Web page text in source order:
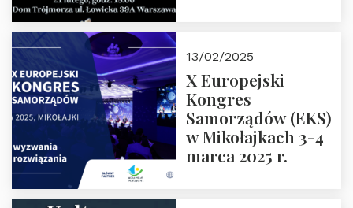
Zapraszamy
13/02/2025
X Europejski
Kongres
Samorządów (EKS)
w Mikołajkach 3-4
marca 2025 r.